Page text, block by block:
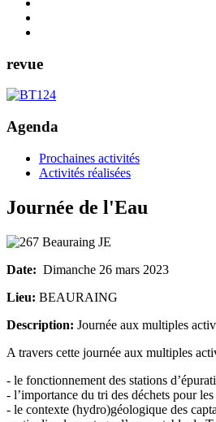
revue
Agenda
Prochaines activités
Activités réalisées
Journée de l'Eau
Date: Dimanche 26 mars 2023
Lieu: BEAURAING
Description: Journée aux multiples
A travers cette journée aux multiples
- le fonctionnement des stations
- l’importance du tri des déchets pour les
- le contexte (hydro)géologique des